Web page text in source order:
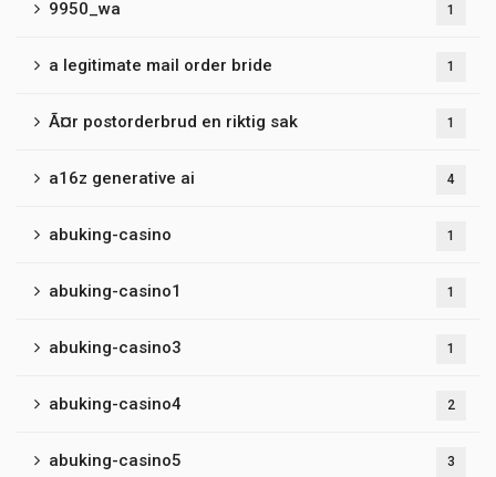
9950_wa 1
a legitimate mail order bride 1
Ã¤r postorderbrud en riktig sak 1
a16z generative ai 4
abuking-casino 1
abuking-casino1 1
abuking-casino3 1
abuking-casino4 2
abuking-casino5 3